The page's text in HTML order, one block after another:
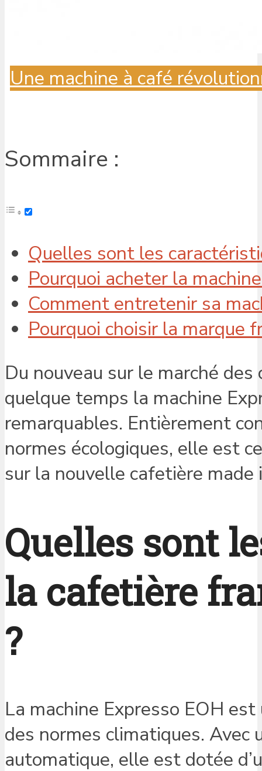
Une machine à café
Sommaire :
Quelles sont les
Pourquoi acheter la
Comment entretenir sa
Pourquoi choisir la marque
Du nouveau sur le marché
quelque temps la machine
remarquables. Entièrement
normes écologiques, elle est
sur la nouvelle cafetière made
Quelles sont
la cafetière
?
La machine Expresso EOH
des normes climatiques.
automatique, elle est dotée